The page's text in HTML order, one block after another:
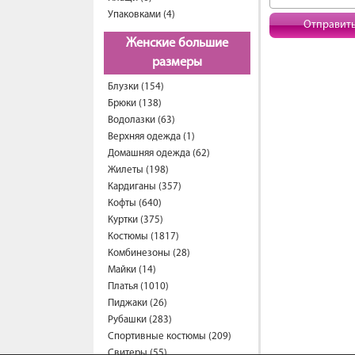
Упаковками (4)
Женские большие
размеры
Блузки (154)
Брюки (138)
Водолазки (63)
Верхняя одежда (1)
Домашняя одежда (62)
Жилеты (198)
Кардиганы (357)
Кофты (640)
Куртки (375)
Костюмы (1817)
Комбинезоны (28)
Майки (14)
Платья (1010)
Пиджаки (26)
Рубашки (283)
Спортивные костюмы (209)